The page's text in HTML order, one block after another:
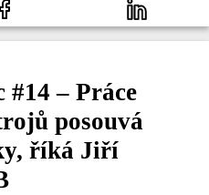
#14 – Práce
posouvá
říká Jiří